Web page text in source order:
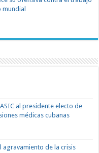
al presidente electo de
médicas cubanas
de la crisis